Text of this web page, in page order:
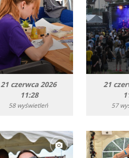
21 czerwca 2026
11:28
58 wyświetleń
21
57